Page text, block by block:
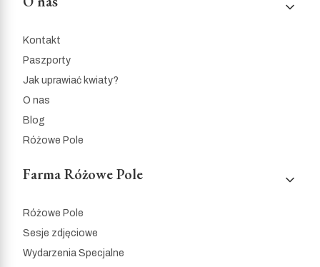
Kontakt
Paszporty
Jak uprawiać kwiaty?
O nas
Blog
Różowe Pole
Farma Różowe Pole
Różowe Pole
Sesje zdjęciowe
Wydarzenia Specjalne